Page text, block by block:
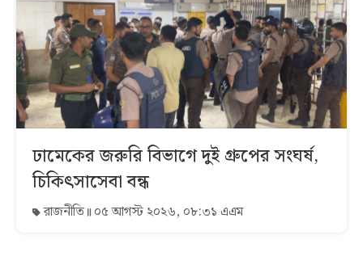
ঢামেকের জরুরি বিভাগে দুই গ্রুপের সংঘর্ষ,
চিকিৎসাসেবা বন্ধ
রাজনীতি ০৫ আগস্ট ২০২৬, ০৮:৩১ এএম